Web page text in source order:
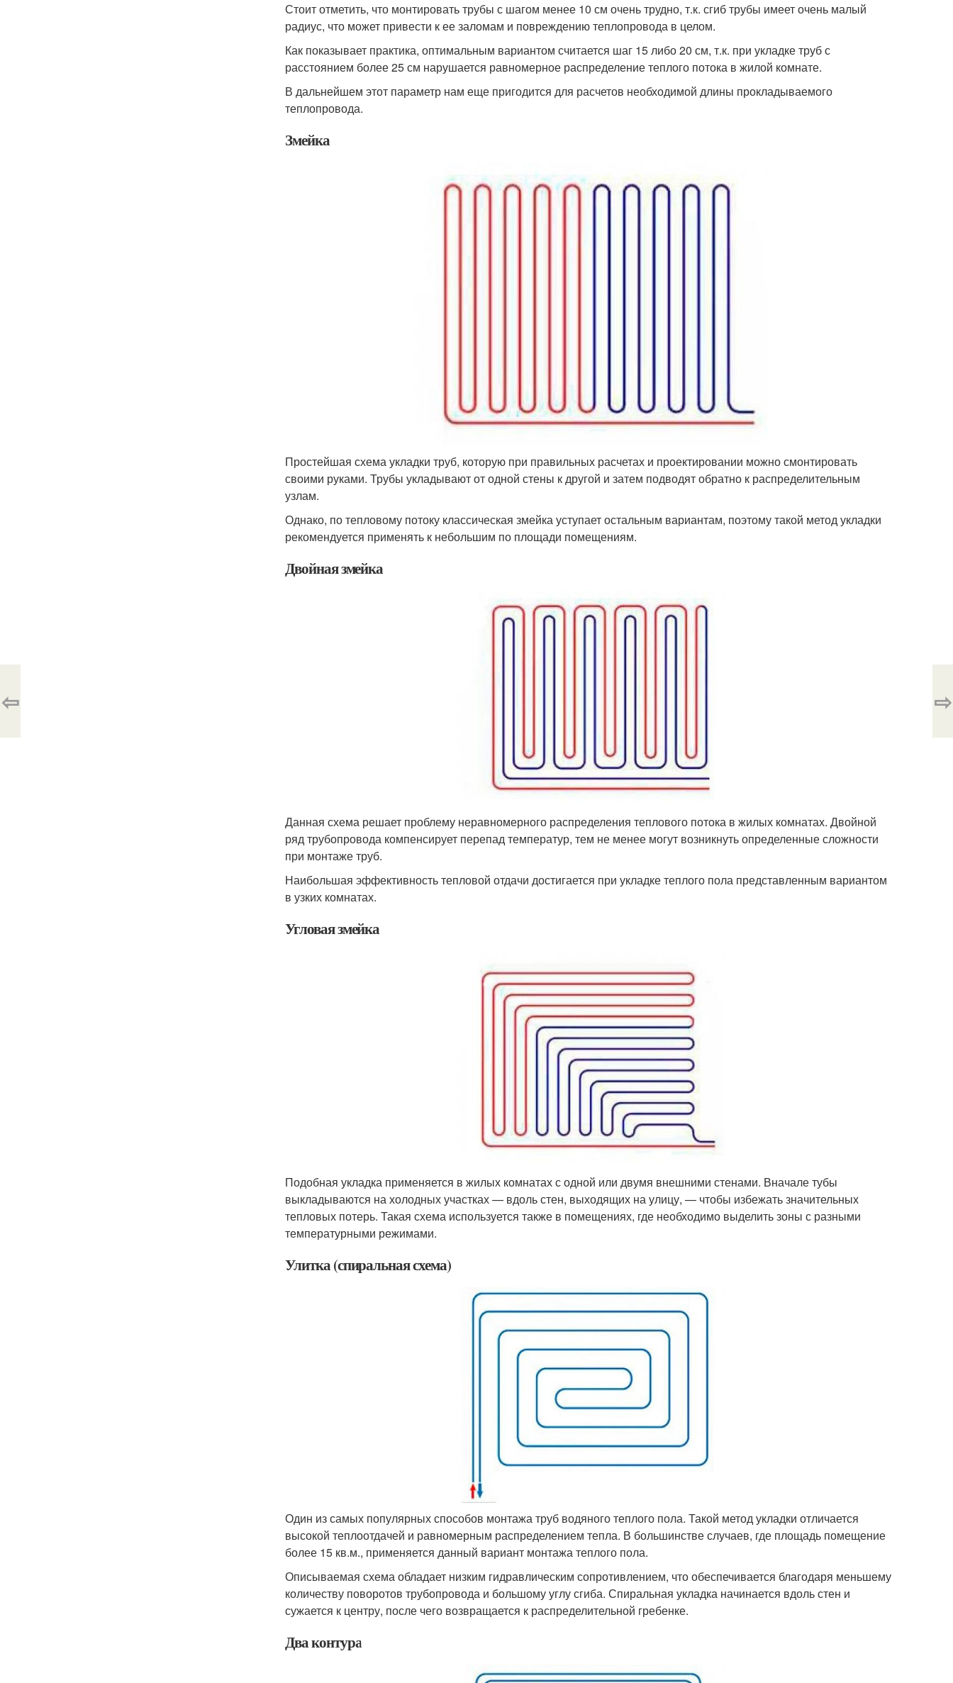
Стоит отметить, что монтировать трубы с шагом менее 10 см очень трудно, т.к. сгиб трубы имеет очень малый
радиус, что может привести к ее заломам и повреждению теплопровода в целом.
Как показывает практика, оптимальным вариантом считается шаг 15 либо 20 см, т.к. при укладке труб с
расстоянием более 25 см нарушается равномерное распределение теплого потока в жилой комнате.
В дальнейшем этот параметр нам еще пригодится для расчетов необходимой длины прокладываемого
теплопровода.
Змейка
Простейшая схема укладки труб, которую при правильных расчетах и проектировании можно смонтировать
своими руками. Трубы укладывают от одной стены к другой и затем подводят обратно к распределительным
узлам.
Однако, по тепловому потоку классическая змейка уступает остальным вариантам, поэтому такой метод укладки
рекомендуется применять к небольшим по площади помещениям.
Двойная змейка
Данная схема решает проблему неравномерного распределения теплового потока в жилых комнатах. Двойной
ряд трубопровода компенсирует перепад температур, тем не менее могут возникнуть определенные сложности
при монтаже труб.
Наибольшая эффективность тепловой отдачи достигается при укладке теплого пола представленным вариантом
в узких комнатах.
Угловая змейка
Подобная укладка применяется в жилых комнатах с одной или двумя внешними стенами. Вначале тубы
выкладываются на холодных участках — вдоль стен, выходящих на улицу, — чтобы избежать значительных
тепловых потерь. Такая схема используется также в помещениях, где необходимо выделить зоны с разными
температурными режимами.
Улитка (спиральная схема)
Один из самых популярных способов монтажа труб водяного теплого пола. Такой метод укладки отличается
высокой теплоотдачей и равномерным распределением тепла. В большинстве случаев, где площадь помещение
более 15 кв.м., применяется данный вариант монтажа теплого пола.
Описываемая схема обладает низким гидравлическим сопротивлением, что обеспечивается благодаря меньшему
количеству поворотов трубопровода и большому углу сгиба. Спиральная укладка начинается вдоль стен и
сужается к центру, после чего возвращается к распределительной гребенке.
Два контура
⇦ ⇨